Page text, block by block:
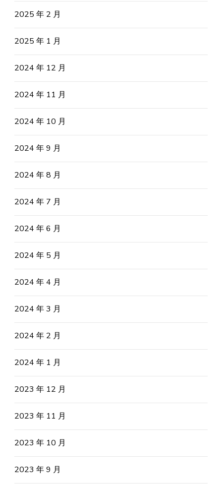
2025 年 2 月
2025 年 1 月
2024 年 12 月
2024 年 11 月
2024 年 10 月
2024 年 9 月
2024 年 8 月
2024 年 7 月
2024 年 6 月
2024 年 5 月
2024 年 4 月
2024 年 3 月
2024 年 2 月
2024 年 1 月
2023 年 12 月
2023 年 11 月
2023 年 10 月
2023 年 9 月